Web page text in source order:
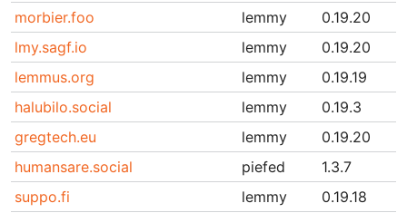
morbier.foo
lemmy
0.19.20
lmy.sagf.io
lemmy
0.19.20
lemmus.org
lemmy
0.19.19
halubilo.social
lemmy
0.19.3
gregtech.eu
lemmy
0.19.20
humansare.social
piefed
1.3.7
suppo.fi
lemmy
0.19.18